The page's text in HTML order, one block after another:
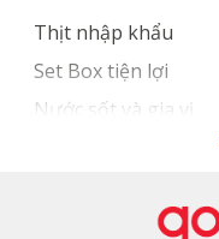
Thịt nhập khẩu
Set Box tiện lợi
Nước sốt và gia vị